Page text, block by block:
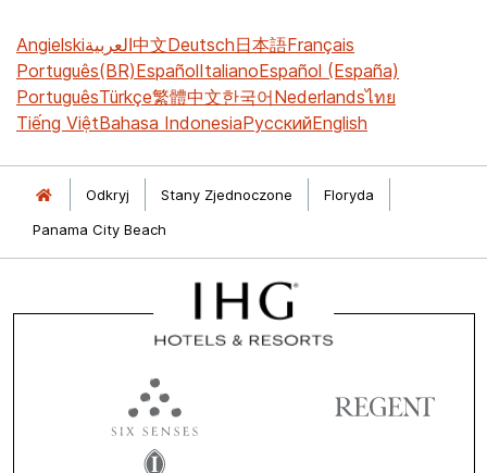
Angielskiالعربية中文Deutsch日本語Français
Português(BR)EspañolItalianoEspañol (España)
PortuguêsTürkçe繁體中文한국어Nederlandsไทย
Tiếng ViệtBahasa IndonesiaРусскийEnglish
Odkryj Stany Zjednoczone
Floryda
Panama City Beach